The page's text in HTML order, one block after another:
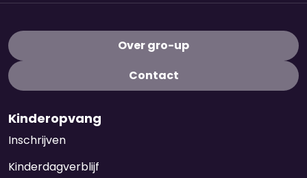
Over gro-up
Contact
Kinderopvang
Inschrijven
Kinderdagverblijf